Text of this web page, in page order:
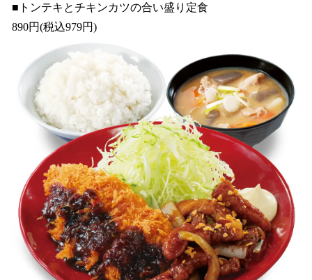
■トンテキとチキンカツの合い盛り定食
890円(税込979円)